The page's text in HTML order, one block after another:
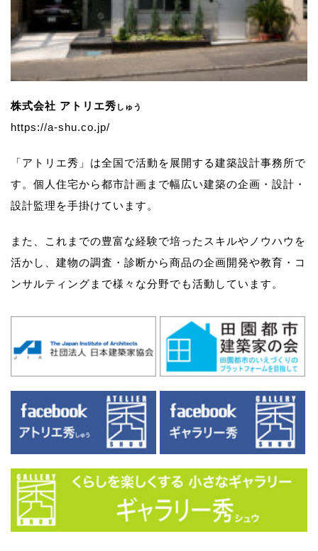
株式会社 アトリエ秀 しゅう
https://a-shu.co.jp/
「アトリエ秀」は全国で活動を展開する建築設計事務所で
す。 個人住宅から都市計画まで幅広い建築の企画・設計・
設計監理を手掛けています。
また、これまでの豊富な経験で培ったスキルやノウハウを
活かし、 建物の調査・診断から商品の企画開発や教育・コ
ンサルティングまで様々な分野でも活動しています。